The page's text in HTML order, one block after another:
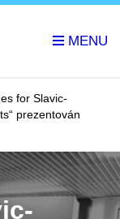
for Slavic-
prezentován